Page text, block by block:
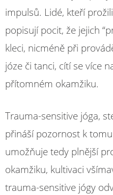
impulsů. Lidé, kteří
popisují pocit, že jejich
kleci, nicméně při
józe či tanci, cítí se více
přítomném okamžiku.
Trauma-sensitive jóga,
přináší pozornost k
umožňuje tedy plnější
okamžiku, kultivaci
trauma-sensitive jógy